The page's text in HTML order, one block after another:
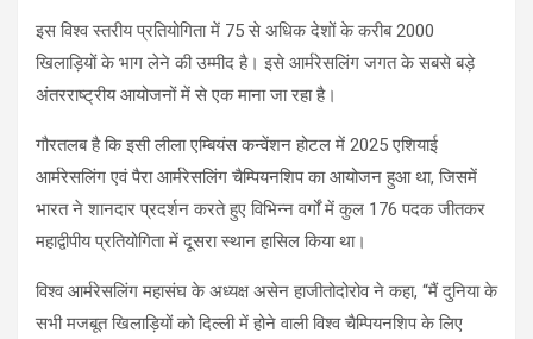
इस विश्व स्तरीय प्रतियोगिता में 75 से अधिक देशों के करीब 2000
खिलाड़ियों के भाग लेने की उम्मीद है। इसे आर्मरेसलिंग जगत के सबसे बड़े
अंतरराष्ट्रीय आयोजनों में से एक माना जा रहा है।
गौरतलब है कि इसी लीला एम्बियंस कन्वेंशन होटल में 2025 एशियाई
आर्मरेसलिंग एवं पैरा आर्मरेसलिंग चैम्पियनशिप का आयोजन हुआ था, जिसमें
भारत ने शानदार प्रदर्शन करते हुए विभिन्न वर्गों में कुल 176 पदक जीतकर
महाद्वीपीय प्रतियोगिता में दूसरा स्थान हासिल किया था।
विश्व आर्मरेसलिंग महासंघ के अध्यक्ष असेन हाजीतोदोरोव ने कहा, “मैं दुनिया के
सभी मजबूत खिलाड़ियों को दिल्ली में होने वाली विश्व चैम्पियनशिप के लिए